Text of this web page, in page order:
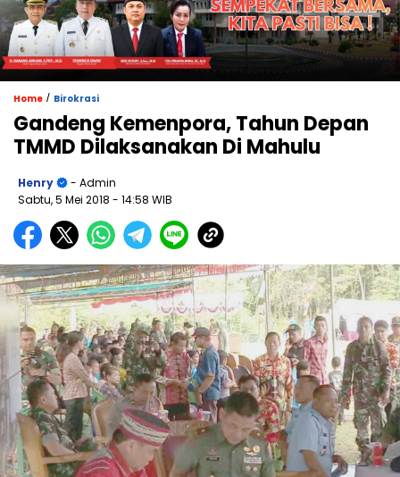
Home / Birokrasi
Gandeng Kemenpora, Tahun Depan
TMMD Dilaksanakan Di Mahulu
Henry
- Admin
Sabtu, 5 Mei 2018 - 14:58 WIB